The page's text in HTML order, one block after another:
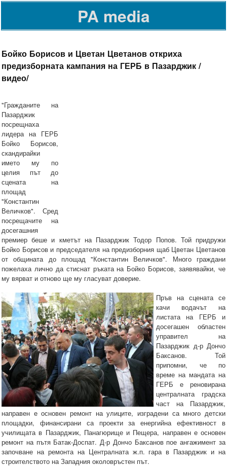
PA media
Бойко Борисов и Цветан Цветанов откриха
предизборната кампания на ГЕРБ в Пазарджик /
видео/
"Гражданите на
Пазарджик
посрещнаха
лидера на ГЕРБ
Бойко Борисов,
скандирайки
името му по
целия път до
сцената на
площад
"Константин
Величков". Сред
посрещачите на
досегашния
премиер беше и кметът на Пазарджик Тодор Попов. Той придружи
Бойко Борисов и председателя на предизборния щаб Цветан Цветанов
от общината до площад "Константин Величков". Много граждани
пожелаха лично да стиснат ръката на Бойко Борисов, заявявайки, че
му вярват и отново ще му гласуват доверие.
Пръв на сцената се
качи водачът на
листата на ГЕРБ и
досегашен областен
управител на
Пазарджик д-р Дончо
Баксанов. Той
припомни, че по
време на мандата на
ГЕРБ е реновирана
централната градска
част на Пазарджик,
направен е основен ремонт на улиците, изградени са много детски
площадки, финансирани са проекти за енергийна ефективност в
училищата в Пазарджик, Панагюрище и Пещера, направен е основен
ремонт на пътя Батак-Доспат. Д-р Дончо Баксанов пое ангажимент за
започване на ремонта на Централната ж.п. гара в Пазарджик и на
строителството на Западния околовръстен път.